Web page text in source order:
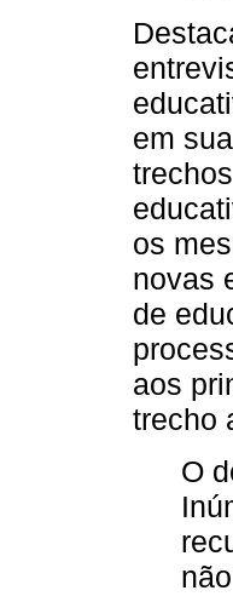
em
os
novas
de
aos
trecho
O